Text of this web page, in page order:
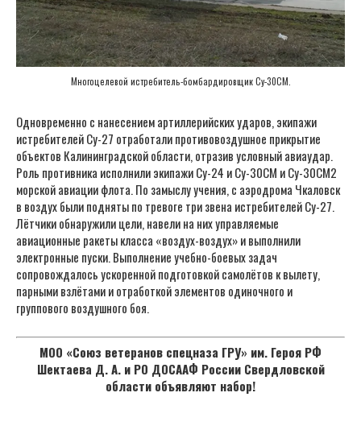
Многоцелевой истребитель-бомбардировщик Су-30СМ.
Одновременно с нанесением артиллерийских ударов, экипажи
истребителей Су-27 отработали противовоздушное прикрытие
объектов Калининградской области, отразив условный авиаудар.
Роль противника исполнили экипажи Су-24 и Су-30СМ и Су-30СМ2
морской авиации флота. По замыслу учения, с аэродрома Чкаловск
в воздух были подняты по тревоге три звена истребителей Су-27.
Лётчики обнаружили цели, навели на них управляемые
авиационные ракеты класса «воздух-воздух» и выполнили
электронные пуски. Выполнение учебно-боевых задач
сопровождалось ускоренной подготовкой самолётов к вылету,
парными взлётами и отработкой элементов одиночного и
группового воздушного боя.
МОО «Союз ветеранов спецназа ГРУ» им. Героя РФ
Шектаева Д. А. и РО ДОСААФ России Свердловской
области объявляют набор!